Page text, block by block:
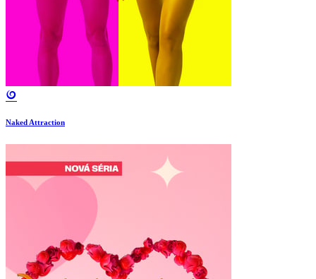
Naked Attraction